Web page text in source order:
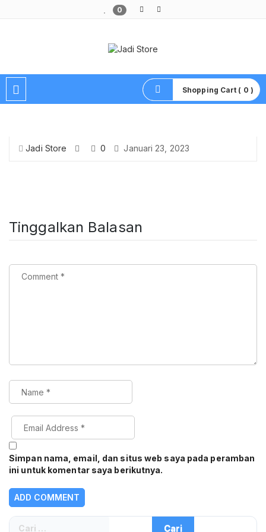
0
Shopping Cart ( 0 )
Jadi Store 0 Januari 23, 2023
Tinggalkan Balasan
Simpan nama, email, dan situs web saya pada peramban
ini untuk komentar saya berikutnya.
Cari